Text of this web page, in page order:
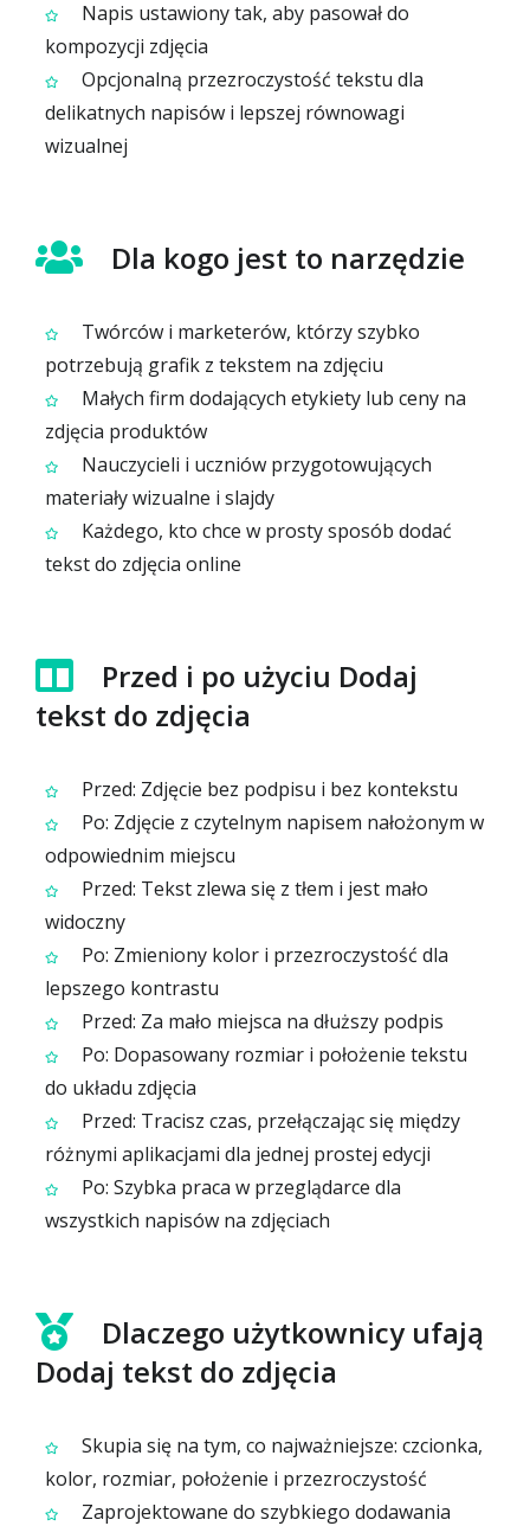
Napis ustawiony tak, aby pasował do
kompozycji zdjęcia
Opcjonalną przezroczystość tekstu dla
delikatnych napisów i lepszej równowagi
wizualnej
Dla kogo jest to narzędzie
Twórców i marketerów, którzy szybko
potrzebują grafik z tekstem na zdjęciu
Małych firm dodających etykiety lub ceny na
zdjęcia produktów
Nauczycieli i uczniów przygotowujących
materiały wizualne i slajdy
Każdego, kto chce w prosty sposób dodać
tekst do zdjęcia online
Przed i po użyciu Dodaj
tekst do zdjęcia
Przed: Zdjęcie bez podpisu i bez kontekstu
Po: Zdjęcie z czytelnym napisem nałożonym w
odpowiednim miejscu
Przed: Tekst zlewa się z tłem i jest mało
widoczny
Po: Zmieniony kolor i przezroczystość dla
lepszego kontrastu
Przed: Za mało miejsca na dłuższy podpis
Po: Dopasowany rozmiar i położenie tekstu
do układu zdjęcia
Przed: Tracisz czas, przełączając się między
różnymi aplikacjami dla jednej prostej edycji
Po: Szybka praca w przeglądarce dla
wszystkich napisów na zdjęciach
Dlaczego użytkownicy ufają
Dodaj tekst do zdjęcia
Skupia się na tym, co najważniejsze: czcionka,
kolor, rozmiar, położenie i przezroczystość
Zaprojektowane do szybkiego dodawania